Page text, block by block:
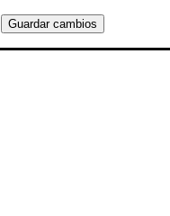
Guardar cambios